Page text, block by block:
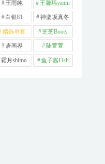
王雨纯 王馨瑶yanni
白银81 神楽坂真冬
精选单套 芝芝Booty
语画界 陆萱萱
霜月shimo 鱼子酱Fish